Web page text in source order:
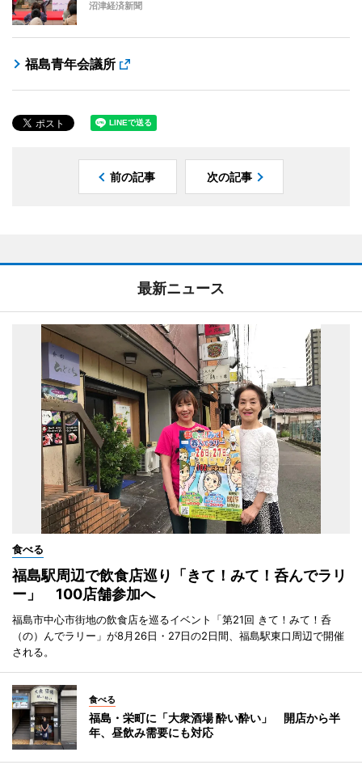
沼津経済新聞
福島青年会議所
前の記事 次の記事
最新ニュース
食べる
福島駅周辺で飲食店巡り「きて！みて！呑んでラリ
ー」 100店舗参加へ
福島市中心市街地の飲食店を巡るイベント「第21回 きて！みて！呑
（の）んでラリー」が8月26日・27日の2日間、福島駅東口周辺で開催
される。
食べる
福島・栄町に「大衆酒場 酔い酔い」 開店から半
年、昼飲み需要にも対応